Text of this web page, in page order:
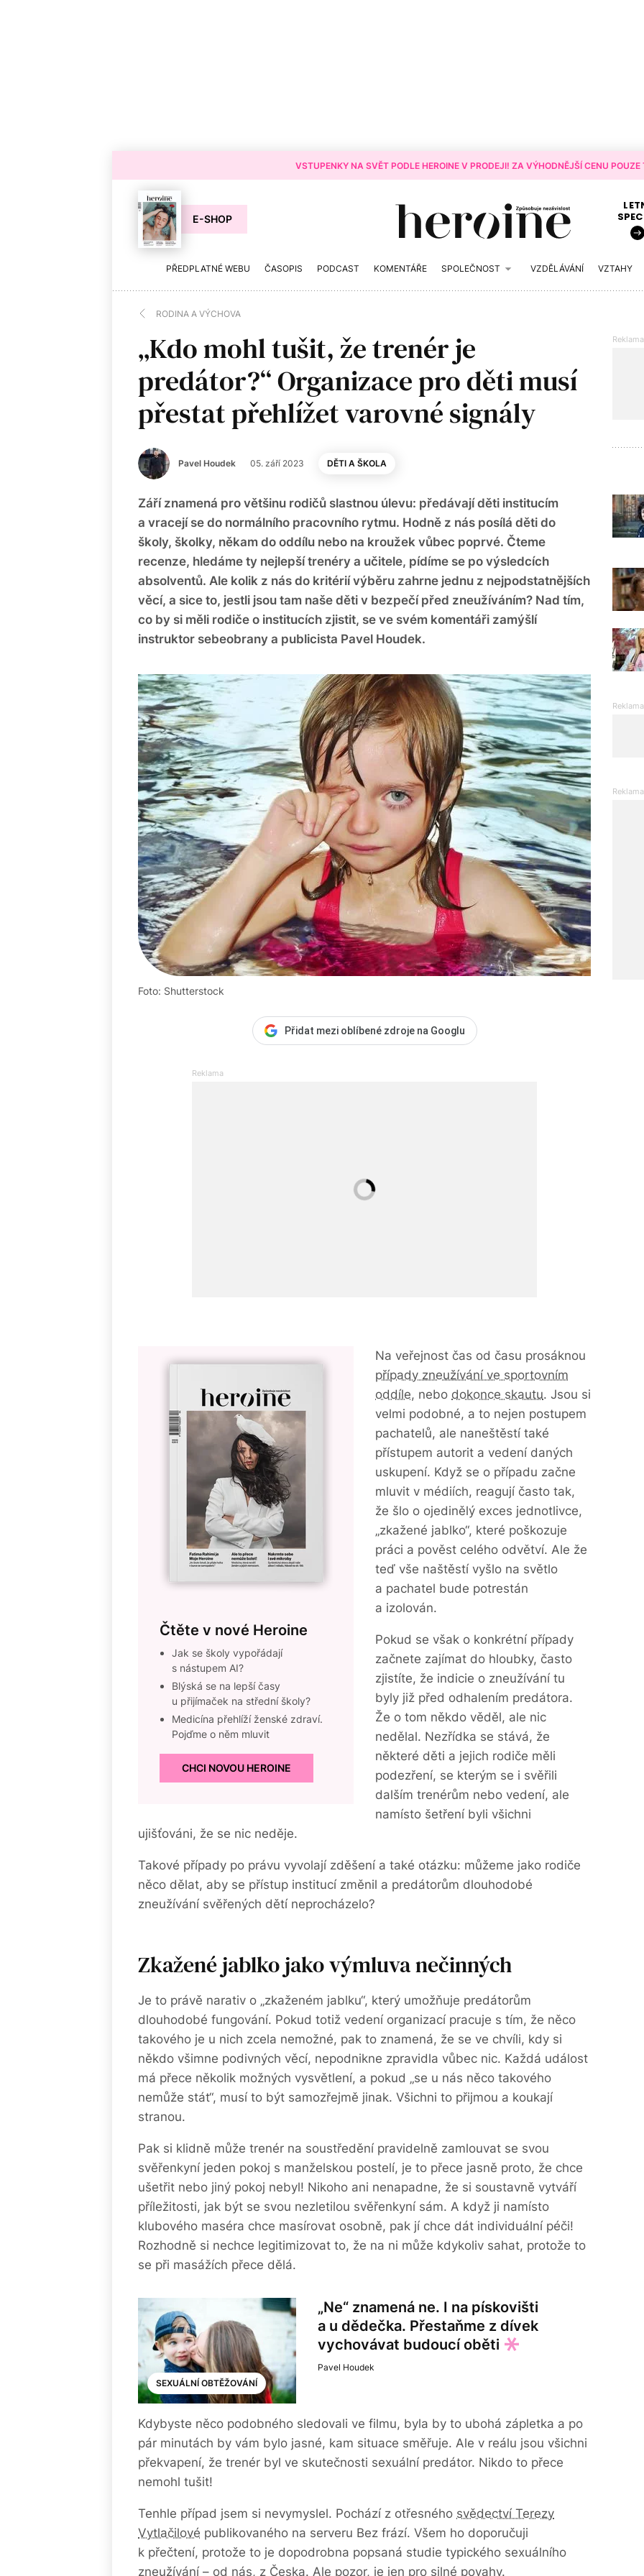
VSTUPENKY NA SVĚT PODLE HEROINE V PRODEJI! ZA VÝHODNĚJŠÍ CENU
E-SHOP
PŘEDPLATNÉ WEBU ČASOPIS PODCAST KOMENTÁŘE SPOLEČNOST VZDĚLÁVÁNÍ VZTAHY
RODINA A VÝCHOVA
„Kdo mohl tušit, že trenér je
predátor?“ Organizace pro děti musí
přestat přehlížet varovné signály
Pavel Houdek 05. září 2023 DĚTI A ŠKOLA
Září znamená pro většinu rodičů slastnou úlevu: předávají děti institucím
a vracejí se do normálního pracovního rytmu. Hodně z nás posílá děti do
školy, školky, někam do oddílu nebo na kroužek vůbec poprvé. Čteme
recenze, hledáme ty nejlepší trenéry a učitele, pídíme se po výsledcích
absolventů. Ale kolik z nás do kritérií výběru zahrne jednu z nejpodstatnějších
věcí, a sice to, jestli jsou tam naše děti v bezpečí před zneužíváním? Nad tím,
co by si měli rodiče o institucích zjistit, se ve svém komentáři zamýšlí
instruktor sebeobrany a publicista Pavel Houdek.
Foto: Shutterstock
Přidat mezi oblíbené zdroje na Googlu
Čtěte v nové Heroine
Jak se školy vypořádají
s nástupem AI?
Blýská se na lepší časy
u přijímaček na střední školy?
Medicína přehlíží ženské zdraví.
Pojďme o něm mluvit
CHCI NOVOU HEROINE
Na veřejnost čas od času prosáknou
případy zneužívání ve sportovním
oddíle, nebo dokonce skautu. Jsou si
velmi podobné, a to nejen postupem
pachatelů, ale naneštěstí také
přístupem autorit a vedení daných
uskupení. Když se o případu začne
mluvit v médiích, reagují často tak,
že šlo o ojedinělý exces jednotlivce,
„zkažené jablko“, které poškozuje
práci a pověst celého odvětví. Ale že
teď vše naštěstí vyšlo na světlo
a pachatel bude potrestán
a izolován.
Pokud se však o konkrétní případy
začnete zajímat do hloubky, často
zjistíte, že indicie o zneužívání tu
byly již před odhalením predátora.
Že o tom někdo věděl, ale nic
nedělal. Nezřídka se stává, že
některé děti a jejich rodiče měli
podezření, se kterým se i svěřili
dalším trenérům nebo vedení, ale
namísto šetření byli všichni
ujišťováni, že se nic neděje.
Takové případy po právu vyvolají zděšení a také otázku: můžeme jako rodiče
něco dělat, aby se přístup institucí změnil a predátorům dlouhodobé
zneužívání svěřených dětí neprocházelo?
Zkažené jablko jako výmluva nečinných
Je to právě narativ o „zkaženém jablku“, který umožňuje predátorům
dlouhodobé fungování. Pokud totiž vedení organizací pracuje s tím, že něco
takového je u nich zcela nemožné, pak to znamená, že se ve chvíli, kdy si
někdo všimne podivných věcí, nepodnikne zpravidla vůbec nic. Každá událost
má přece několik možných vysvětlení, a pokud „se u nás něco takového
nemůže stát“, musí to být samozřejmě jinak. Všichni to přijmou a koukají
stranou.
Pak si klidně může trenér na soustředění pravidelně zamlouvat se svou
svěřenkyní jeden pokoj s manželskou postelí, je to přece jasně proto, že chce
ušetřit nebo jiný pokoj nebyl! Nikoho ani nenapadne, že si soustavně vytváří
příležitosti, jak být se svou nezletilou svěřenkyní sám. A když ji namísto
klubového maséra chce masírovat osobně, pak jí chce dát individuální péči!
Rozhodně si nechce legitimizovat to, že na ni může kdykoliv sahat, protože to
se při masážích přece dělá.
SEXUÁLNÍ OBTĚŽOVÁNÍ
„Ne“ znamená ne. I na pískovišti
a u dědečka. Přestaňme z dívek
vychovávat budoucí oběti
Pavel Houdek
Kdybyste něco podobného sledovali ve filmu, byla by to ubohá zápletka a po
pár minutách by vám bylo jasné, kam situace směřuje. Ale v reálu jsou všichni
překvapení, že trenér byl ve skutečnosti sexuální predátor. Nikdo to přece
nemohl tušit!
Tenhle případ jsem si nevymyslel. Pochází z otřesného svědectví Terezy
Vytlačilové publikovaného na serveru Bez frází. Všem ho doporučuji
k přečtení, protože to je dopodrobna popsaná studie typického sexuálního
zneužívání – od nás, z Česka. Ale pozor, je jen pro silné povahy.